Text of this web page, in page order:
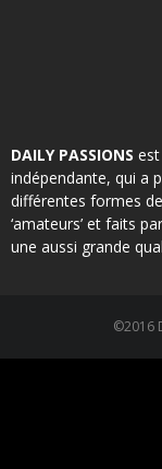
DAILY PASSIONS
indépendante, qui a
différentes formes
‘amateurs’ et faits
une aussi grande
©2016